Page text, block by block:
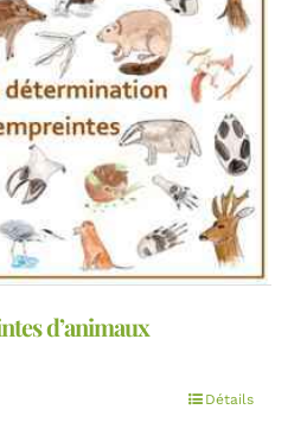
d’animaux
Détails